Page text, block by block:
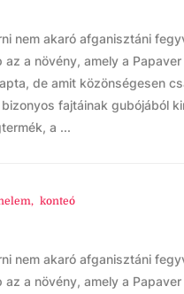
nem akaró afganisztáni
a növény, amely a
de amit közönségesen
fajtáinak gubójából
a ...
, konteó
nem akaró afganisztáni
a növény, amely a